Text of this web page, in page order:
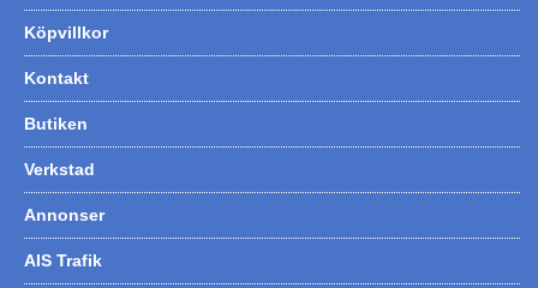
Köpvillkor
Kontakt
Butiken
Verkstad
Annonser
AIS Trafik